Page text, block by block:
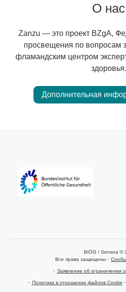
О нас
Zanzu — это проект BZgA,
просвещения по вопросам
фламандским центром
здоровья.
Дополнительная
BIÖG / Sensoa ©
Все права защищены
Заявление об ограничении
Политика в отношении файлов Cookie